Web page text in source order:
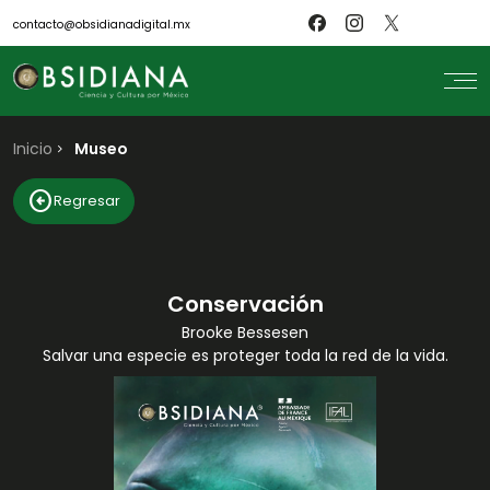
contacto@obsidianadigital.mx
search
Inicio
Nosotros
Revistas
Inicio Museo
arrow_circle_leftRegresar
Conservación
Brooke Bessesen
Salvar una especie es proteger toda la red de la vida.